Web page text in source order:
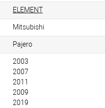
ELEMENT
Mitsubishi
Pajero
2003
2007
2011
2009
2019